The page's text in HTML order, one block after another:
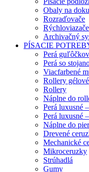
Obaly na
Rozraďovače
Rýchloviazače
Archivačný
PÍSACIE
Perá
Perá so
Viacfarbené
Rollery gélové
Rollery
Náplne do
Perá luxusné
Perá luxusné
Náplne do pier
Drevené
Mechanické
Mikroceruzky
Strúhadlá
Gumy